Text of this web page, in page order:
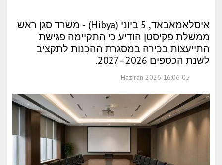
איסלאמאבאד, 5 ביוני (Hibya) - משרד סגן ראש
ממשלת פקיסטן הודיע כי התקיימה פגישת
התייעצות בכירה במסגרת ההכנות לתקציב
לשנת הכספים 2026–2027.
05 Haziran 2026 16:06